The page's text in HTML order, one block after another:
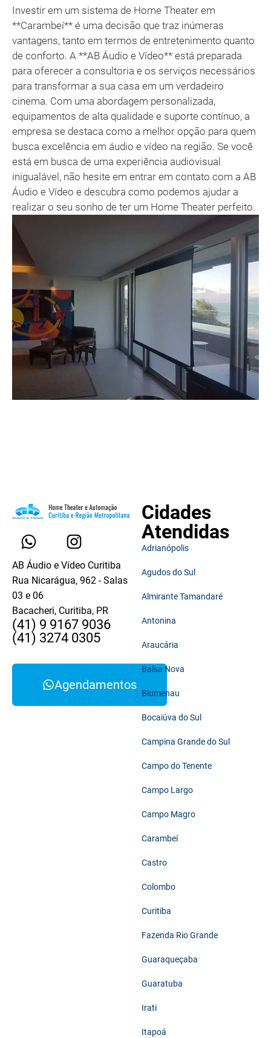
Investir em um sistema de Home Theater em
**Carambeí** é uma decisão que traz inúmeras
vantagens, tanto em termos de entretenimento quanto
de conforto. A **AB Áudio e Vídeo** está preparada
para oferecer a consultoria e os serviços necessários
para transformar a sua casa em um verdadeiro
cinema. Com uma abordagem personalizada,
equipamentos de alta qualidade e suporte contínuo, a
empresa se destaca como a melhor opção para quem
busca excelência em áudio e vídeo na região. Se você
está em busca de uma experiência audiovisual
inigualável, não hesite em entrar em contato com a AB
Áudio e Vídeo e descubra como podemos ajudar a
realizar o seu sonho de ter um Home Theater perfeito.
AB Áudio e Vídeo Curitiba
Rua Nicarágua, 962 - Salas
03 e 06
Bacacheri, Curitiba, PR
(41) 9 9167 9036
(41) 3274 0305
Agendamentos
Cidades
Atendidas
Adrianópolis
Agudos do Sul
Almirante Tamandaré
Antonina
Araucária
Balsa Nova
Blumenau
Bocaiúva do Sul
Campina Grande do Sul
Campo do Tenente
Campo Largo
Campo Magro
Carambeí
Castro
Colombo
Curitiba
Fazenda Rio Grande
Guaraqueçaba
Guaratuba
Irati
Itapoá